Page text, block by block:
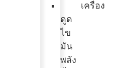
เครื่อง
ดูด
ไข
มัน
พลัง